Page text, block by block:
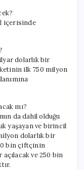
içerisinde
dolarlık bir
ilk 750 milyon
mı?
da dahil olduğu
yaşayan ve birincil
dolarlık bir
bin çiftçinin
ve 250 bin